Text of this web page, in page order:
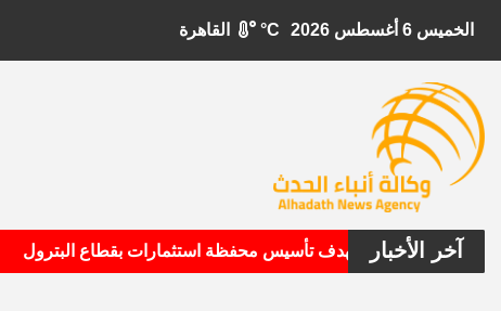
الخميس 6 أغسطس 2026 °C
آخر الأخبار
الأمريكية تستهدف تأسيس محفظة استثمارات بقطاع البترول